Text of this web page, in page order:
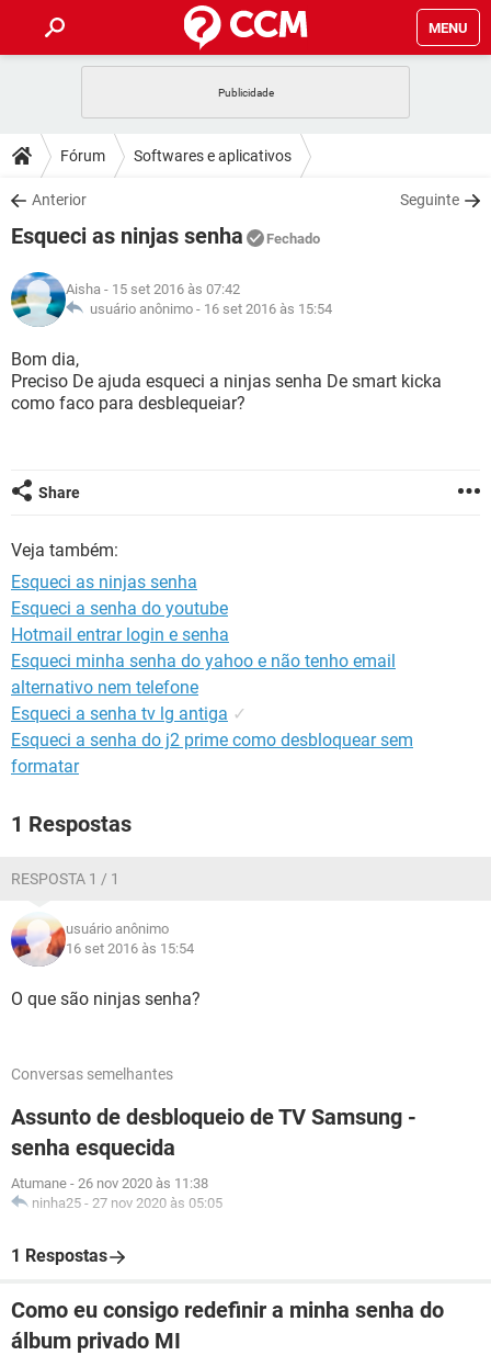
MENU
CELULAR FACEBOOK
OUTLOOK
INSTAGRAM GMAIL
GUIA DE COMPRAS
DICAS
JOGOS WHATSAPP
INSTAGRAM
GUIA DE COMPRAS
DOWNLOADS
JOGOS WHATSAPP
CELULAR
OUTLOOK EXCEL
INSTAGRAM
GUIA DE COMPRAS
FÓRUM
JOGOS
CELULAR
OUTLOOK
INSTAGRAM
GLOSSÁRIO
JOGOS
CELULAR FACEBOOK
GUIA DE COMPRAS
Fórum Softwares e aplicativos
Anterior Seguinte
Esqueci as ninjas senha Fechado
Aisha - 15 set 2016 às 07:42
usuário anônimo - 16 set 2016 às 15:54
Bom dia,
Preciso De ajuda esqueci a ninjas senha De smart kicka
como faco para desblequeiar?
Share
Veja também:
Esqueci as ninjas senha
Esqueci a senha do youtube
Hotmail entrar login e senha
Esqueci minha senha do yahoo e não tenho email
alternativo nem telefone
Esqueci a senha tv lg antiga ✓
Esqueci a senha do j2 prime como desbloquear sem
formatar
1 Respostas
RESPOSTA 1 / 1
usuário anônimo
16 set 2016 às 15:54
O que são ninjas senha?
Conversas semelhantes
Assunto de desbloqueio de TV Samsung -
senha esquecida
Atumane - 26 nov 2020 às 11:38
ninha25 - 27 nov 2020 às 05:05
1 Respostas
Como eu consigo redefinir a minha senha do
álbum privado MI